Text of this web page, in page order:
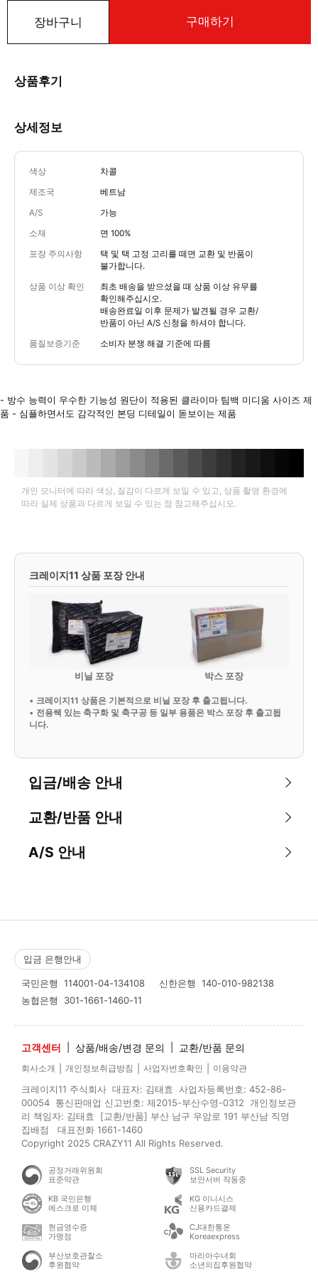
장바구니 구매하기
상품후기
상세정보
색상 차콜
제조국 베트남
A/S 가능
소재 면 100%
포장 주의사항
택 및 택 고정 고리를 떼면 교환 및 반품이
불가합니다.
상품 이상 확인
최초 배송을 받으셨을 때 상품 이상 유무를
확인해주십시오.
배송완료일 이후 문제가 발견될 경우 교환/
반품이 아닌 A/S 신청을 하셔야 합니다.
품질보증기준 소비자 분쟁 해결 기준에 따름
- 방수 능력이 우수한 기능성 원단이 적용된 클라이마 팀백 미디움 사이즈 제
품 - 심플하면서도 감각적인 본딩 디테일이 돋보이는 제품
개인 모니터에 따라 색상, 질감이 다르게 보일 수 있고, 상품 촬영 환경에
따라 실제 상품과 다르게 보일 수 있는 점 참고해주십시오.
크레이지11 상품 포장 안내
비닐 포장 박스 포장
• 크레이지11 상품은 기본적으로 비닐 포장 후 출고됩니다.
• 전용쌕 있는 축구화 및 축구공 등 일부 용품은 박스 포장 후 출고됩
니다.
입금/배송 안내
교환/반품 안내
A/S 안내
입금 은행안내
국민은행 114001-04-134108 신한은행 140-010-982138
농협은행 301-1661-1460-11
고객센터 상품/배송/변경 문의 교환/반품 문의
회사소개 개인정보취급방침 사업자번호확인 이용약관
크레이지11 주식회사 대표자: 김태효 사업자등록번호: 452-86-
00054 통신판매업 신고번호: 제2015-부산수영-0312 개인정보관
리 책임자: 김태효 [교환/반품] 부산 남구 우암로 191 부산남 직영
집배점 대표전화 1661-1460
Copyright 2025 CRAZY11 All Rights Reserved.
공정거래위원회
표준약관
SSL Security
보안서버 작동중
KB 국민은행
에스크로 이체
KG 이니시스
신용카드결제
현금영수증
가맹점
CJ대한통운
Koreaexpress
부산보호관찰소
후원협약
마리아수녀회
소년의집후원협약